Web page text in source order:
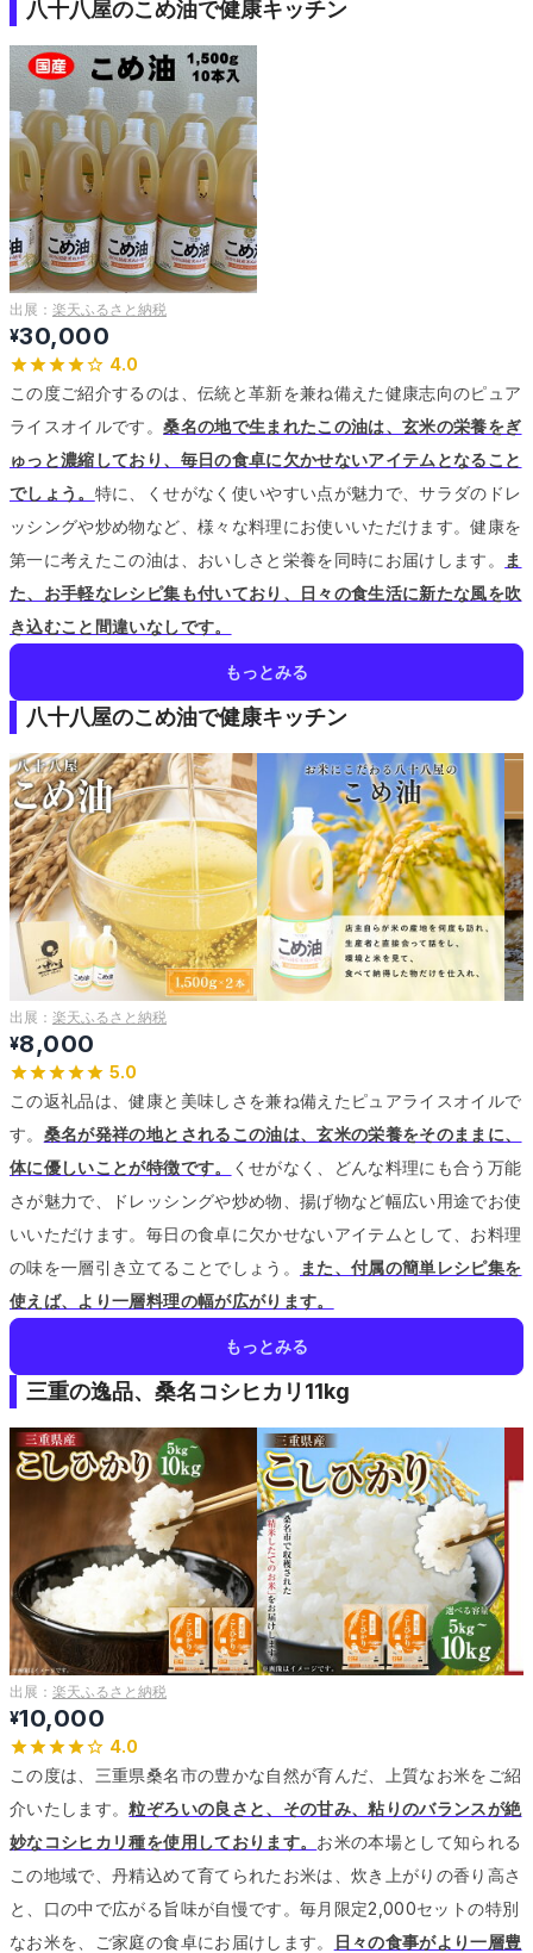
八十八屋のこめ油で健康キッチン
出展： 楽天ふるさと納税
¥30,000
4.0
この度ご紹介するのは、伝統と革新を兼ね備えた健康志向のピュア
ライスオイルです。桑名の地で生まれたこの油は、玄米の栄養をぎ
ゅっと濃縮しており、毎日の食卓に欠かせないアイテムとなること
でしょう。 特に、くせがなく使いやすい点が魅力で、サラダのドレ
ッシングや炒め物など、様々な料理にお使いいただけます。健康を
第一に考えたこの油は、おいしさと栄養を同時にお届けします。
ま
た、お手軽なレシピ集も付いており、日々の食生活に新たな風を吹
き込むこと間違いなしです。
もっとみる
八十八屋のこめ油で健康キッチン
出展： 楽天ふるさと納税
¥8,000
5.0
この返礼品は、健康と美味しさを兼ね備えたピュアライスオイルで
す。 桑名が発祥の地とされるこの油は、玄米の栄養をそのままに、
体に優しいことが特徴です。
くせがなく、どんな料理にも合う万能
さが魅力で、ドレッシングや炒め物、揚げ物など幅広い用途でお使
いいただけます。 毎日の食卓に欠かせないアイテムとして、お料理
の味を一層引き立てることでしょう。
また、付属の簡単レシピ集を
使えば、より一層料理の幅が広がります。
もっとみる
三重の逸品、桑名コシヒカリ11kg
出展： 楽天ふるさと納税
¥10,000
4.0
この度は、三重県桑名市の豊かな自然が育んだ、上質なお米をご紹
介いたします。粒ぞろいの良さと、その甘み、粘りのバランスが絶
妙なコシヒカリ種を使用しております。 お米の本場として知られる
この地域で、丹精込めて育てられたお米は、炊き上がりの香り高さ
と、口の中で広がる旨味が自慢です。 毎月限定2,000セットの特別
なお米を、ご家庭の食卓にお届けします。
日々の食事がより一層豊